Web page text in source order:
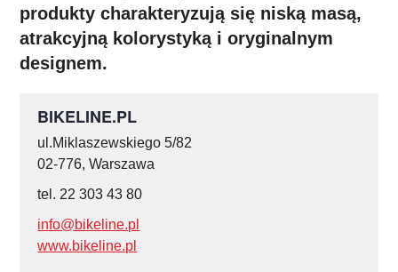
BIKELINE.PL
ul.Miklaszewskiego 5/82
02-776, Warszawa
tel. 22 303 43 80
info@bikeline.pl
www.bikeline.pl
produkty charakteryzują się niską masą,
atrakcyjną kolorystyką i oryginalnym
designem.